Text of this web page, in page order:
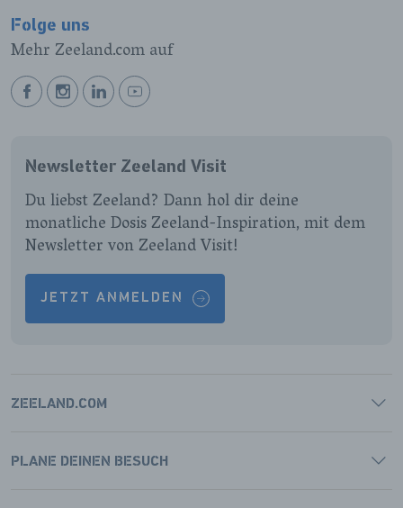
Folge uns
Mehr Zeeland.com auf
BEKIJK
PAGINA
BEKIJK
PAGINA
BEKIJK
PAGINA
BEKIJK
PAGINA
Newsletter Zeeland Visit
Du liebst Zeeland? Dann hol dir deine
monatliche Dosis Zeeland-Inspiration, mit dem
Newsletter von Zeeland Visit!
JETZT ANMELDEN
ZEELAND.COM
PLANE DEINEN BESUCH